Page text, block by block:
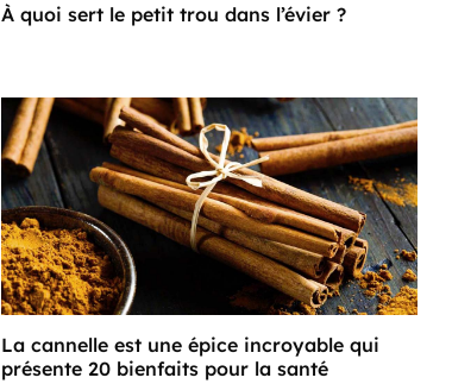
À quoi sert le petit trou dans l’évier ?
La cannelle est une épice incroyable qui
présente 20 bienfaits pour la santé